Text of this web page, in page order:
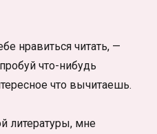
нравиться читать, —
что-нибудь
что вычитаешь.
литературы, мне